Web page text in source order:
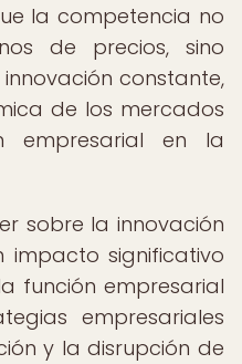
la competencia no
de precios, sino
constante,
de los mercados
empresarial en la
sobre la innovación
impacto significativo
función empresarial
empresariales
y la disrupción de